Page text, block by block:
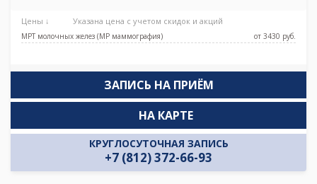
Цены ↓ Указана цена с учетом скидок и акций
МРТ молочных желез (МР маммография) от 3430 pуб.
ЗАПИСЬ НА ПРИЁМ
КРУГЛОСУТОЧНАЯ ЗАПИСЬ
+7 (812) 372-66-93
НА КАРТЕ